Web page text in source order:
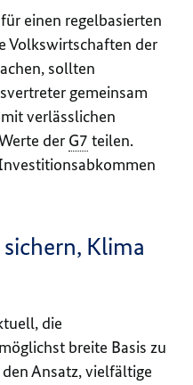
einen regelbasierten
Volkswirtschaften der
sollten
gemeinsam
verlässlichen
der G7 teilen.
Klima
die
breite Basis zu
Ansatz, vielfältige